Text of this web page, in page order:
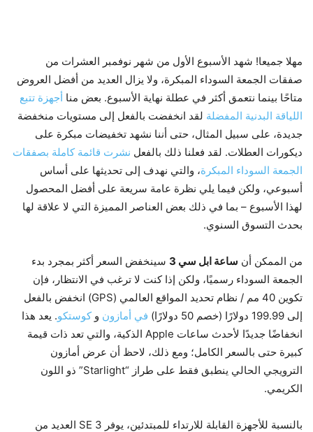
مهلا جميعا! شهد الأسبوع الأول من شهر نوفمبر العشرات من
صفقات الجمعة السوداء المبكرة، ولا يزال العديد من أفضل العروض
متاحًا بينما نتعمق أكثر في عطلة نهاية الأسبوع. بعض منا أجهزة تتبع
اللياقة البدنية المفضلة لقد انخفضت بالفعل إلى مستويات منخفضة
جديدة، على سبيل المثال، حتى أننا نشهد تخفيضات مبكرة على
ديكورات العطلات. لقد فعلنا ذلك بالفعل نشرت قائمة كاملة بصفقات
الجمعة السوداء المبكرة، والتي نهدف إلى تحديثها على أساس
أسبوعي، ولكن فيما يلي نظرة عامة سريعة على أفضل المحصول
لهذا الأسبوع – بما في ذلك بعض العناصر المميزة التي لا علاقة لها
بحدث التسوق السنوي.
من الممكن أن ساعة ابل سي 3
سينخفض ​​السعر أكثر بمجرد بدء
الجمعة السوداء رسميًا، ولكن إذا كنت لا ترغب في الانتظار، فإن
تكوين 40 مم / نظام تحديد المواقع العالمي (GPS) انخفض بالفعل
إلى 199.99 دولارًا (خصم 50 دولارًا)
في أمازون وكوستكو. يعد هذا
انخفاضًا جديدًا لأحدث ساعات Apple الذكية، والتي تعد ذات قيمة
كبيرة حتى بالسعر الكامل؛ ومع ذلك، لاحظ أن عرض أمازون
الترويجي الحالي ينطبق فقط على طراز “Starlight” ذو اللون
الكريمي.
بالنسبة للأجهزة القابلة للارتداء للمبتدئين، يوفر SE 3 العديد من